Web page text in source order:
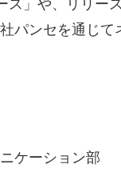
」や、リリー
パンセを通じ
ケーション部